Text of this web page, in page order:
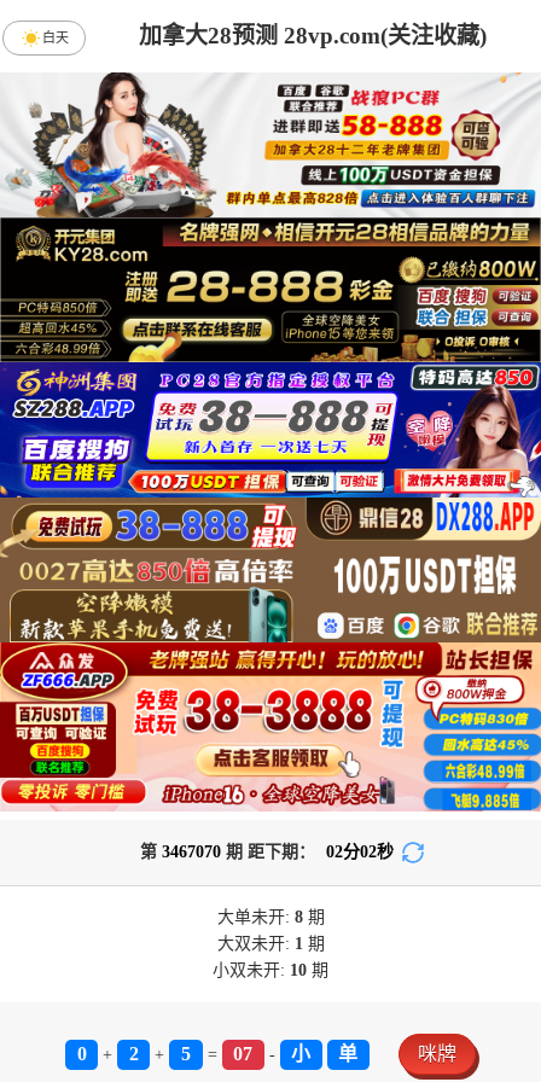
加拿大28预测 28vp.com(关注收藏)
白天
第 3467070期 距下期： 02分01秒
大单未开: 8期
大双未开: 1 期
小双未开: 10 期
0 + 2 + 5 = 07 - 小 单 咪牌